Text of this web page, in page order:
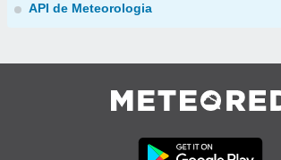
API de Meteorologia